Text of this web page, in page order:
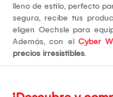
lleno de estilo, perfecto
segura, recibe tus
eligen Oechsle para
Además, con el Cyber
precios irresistibles.